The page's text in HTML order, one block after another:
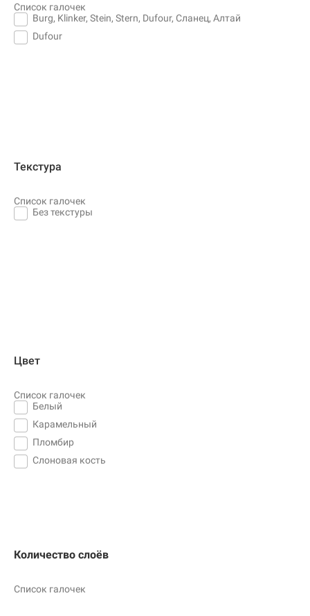
Список галочек
Burg, Klinker, Stein, Stern, Dufour, Сланец, Алтай
Dufour
Текстура
Список галочек
Без текстуры
Цвет
Список галочек
Белый
Карамельный
Пломбир
Слоновая кость
Количество слоёв
Список галочек